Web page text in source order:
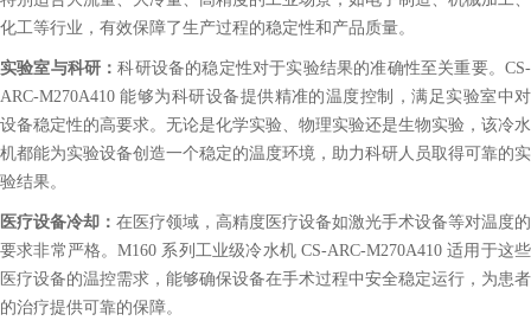
化工等行业，有效保障了生产过程的稳定性和产品质量。
实验室与科研：科研设备的稳定性对于实验结果的准确性至关重要。CS-
ARC-M270A410 能够为科研设备提供精准的温度控制，满足实验室中对
设备稳定性的高要求。无论是化学实验、物理实验还是生物实验，该冷水
机都能为实验设备创造一个稳定的温度环境，助力科研人员取得可靠的实
验结果。
医疗设备冷却： 在医疗领域，高精度医疗设备如激光手术设备等对温度的
要求非常严格。M160 系列工业级冷水机 CS-ARC-M270A410 适用于这些
医疗设备的温控需求，能够确保设备在手术过程中安全稳定运行，为患者
的治疗提供可靠的保障。